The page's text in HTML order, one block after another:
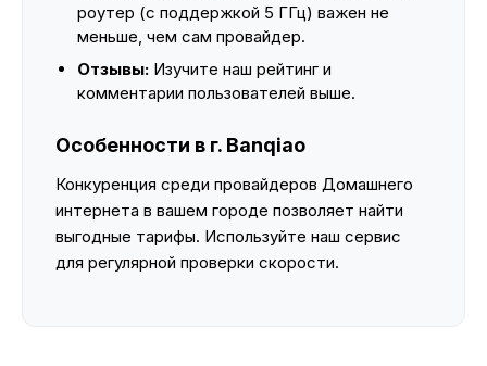
роутер (с поддержкой 5 ГГц) важен не
меньше, чем сам провайдер.
Отзывы: Изучите наш рейтинг и
комментарии пользователей выше.
Особенности в г. Banqiao
Конкуренция среди провайдеров Домашнего
интернета в вашем городе позволяет найти
выгодные тарифы. Используйте наш сервис
для регулярной проверки скорости.